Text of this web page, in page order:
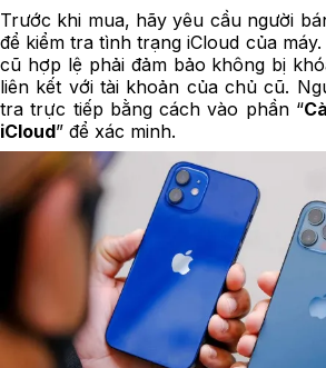
Trước khi mua, hãy yêu cầu người
để kiểm tra tình trạng iCloud của
cũ hợp lệ phải đảm bảo không bị
liên kết với tài khoản của chủ cũ.
tra trực tiếp bằng cách vào phần “
iCloud” để xác minh.